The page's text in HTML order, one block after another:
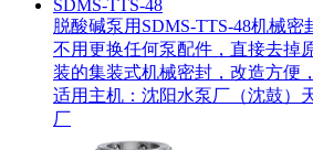
SDMS-TTS-48
脱酸碱泵用SDMS-TTS-48机械密
不用更换任何泵配件，直接去掉
装的集装式机械密封，改造方便
适用主机： 沈阳水泵厂（沈鼓）
厂